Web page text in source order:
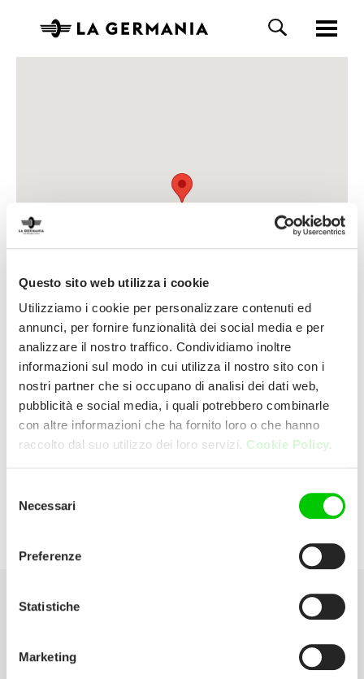
Questo sito web utilizza i cookie
Utilizziamo i cookie per personalizzare contenuti ed
annunci, per fornire funzionalità dei social media e per
analizzare il nostro traffico. Condividiamo inoltre
informazioni sul modo in cui utilizza il nostro sito con i
nostri partner che si occupano di analisi dei dati web,
pubblicità e social media, i quali potrebbero combinarle
con altre informazioni che ha fornito loro o che hanno
raccolto dal suo utilizzo dei loro servizi. Cookie Policy.
delNecessari
Preferenze
Statistiche
Marketing
Unieuro
Genova 2 - P.zza Vittoria (Genova) Italia
Scarica il catalogo